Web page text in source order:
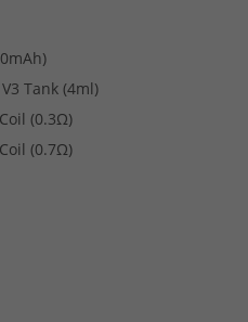
Tank (4ml)
(0.3Ω)
(0.7Ω)